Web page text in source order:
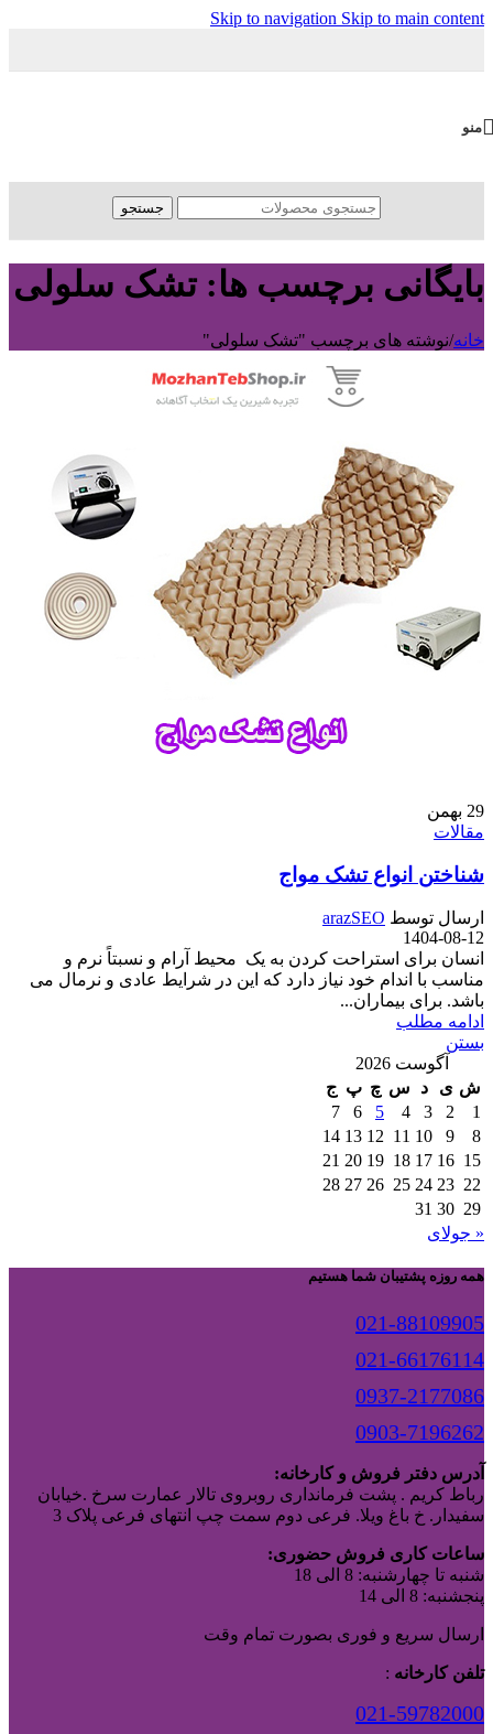
Skip to navigation Skip to main content
منو
جستجو
بایگانی برچسب ها: تشک سلولی
خانه/نوشته های برچسب "تشک سلولی"
29 بهمن
مقالات
شناختن انواع تشک مواج
ارسال توسط arazSEO
1404-08-12
انسان برای استراحت کردن به یک محیط آرام و نسبتاً نرم و
مناسب با اندام خود نیاز دارد که این در شرایط عادی و نرمال می
باشد. برای بیماران...
ادامه مطلب
بستن
آگوست 2026
ش ی د س چ پ ج
1
2
3
4
5
6
7
8
9
10
11
12
13
14
15
16
17
18
19
20
21
22
23
24
25
26
27
28
29
30
31
« جولای
همه روزه پشتیبان شما هستیم
021-88109905
021-66176114
0937-2177086
0903-7196262
آدرس دفتر فروش و کارخانه:
رباط کریم . پشت فرمانداری روبروی تالار عمارت سرخ .خیابان
سفیدار. خ باغ ویلا. فرعی دوم سمت چپ انتهای فرعی پلاک 3
ساعات کاری فروش حضوری:
شنبه تا چهارشنبه: 8 الی 18
پنجشنبه: 8 الی 14
ارسال سریع و فوری بصورت تمام وقت
تلفن کارخانه :
021-59782000